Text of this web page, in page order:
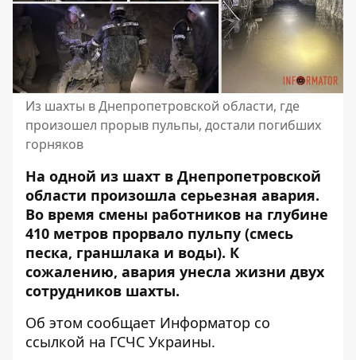
Из шахты в Днепропетровской области, где
произошел прорыв пульпы, достали погибших
горняков
На одной из шахт в Днепропетровской
области произошла серьезная авария.
Во время смены работников на глубине
410 метров прорвало пульпу (смесь
песка, граншлака и воды). К
сожалению, авария унесла жизни двух
сотрудников шахты.
Об этом сообщает Информатор со
ссылкой на ГСЧС Украины.